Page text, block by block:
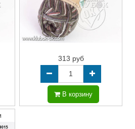
313 руб
В корзину